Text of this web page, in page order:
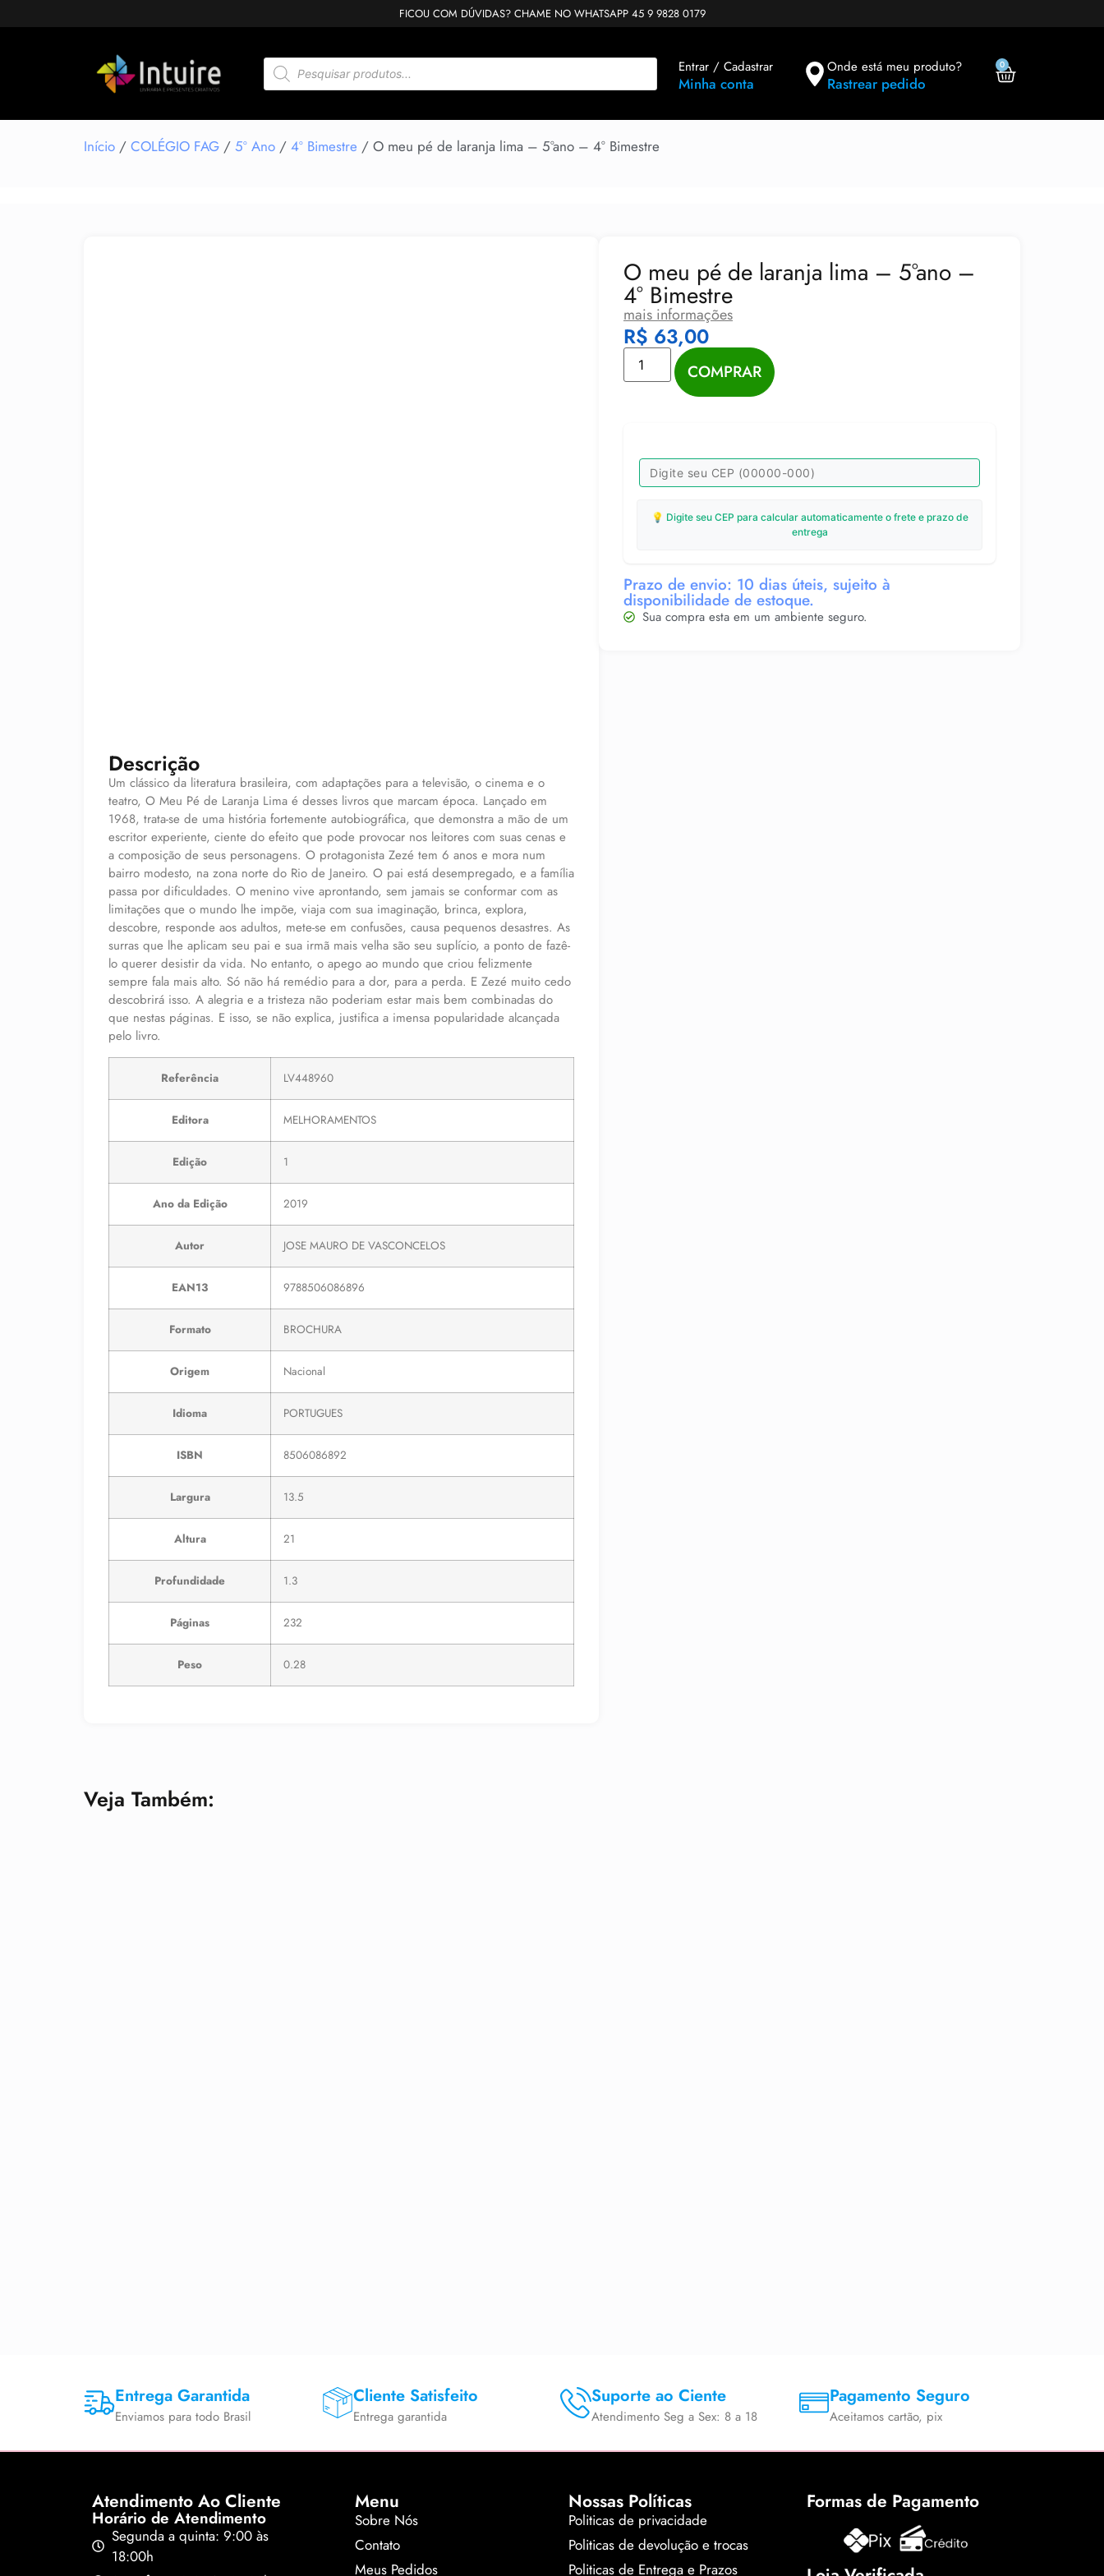
FICOU COM DÚVIDAS? CHAME NO WHATSAPP 45 9 9828 0179
Entrar / Cadastrar
Minha conta
Onde está meu produto?
Rastrear pedido
0
Início / COLÉGIO FAG / 5º Ano / 4º Bimestre / O meu pé de laranja lima – 5°ano – 4° Bimestre
Descrição
Um clássico da literatura brasileira, com adaptações para a televisão, o cinema e o
teatro, O Meu Pé de Laranja Lima é desses livros que marcam época. Lançado em
1968, trata-se de uma história fortemente autobiográfica, que demonstra a mão de um
escritor experiente, ciente do efeito que pode provocar nos leitores com suas cenas e
a composição de seus personagens. O protagonista Zezé tem 6 anos e mora num
bairro modesto, na zona norte do Rio de Janeiro. O pai está desempregado, e a família
passa por dificuldades. O menino vive aprontando, sem jamais se conformar com as
limitações que o mundo lhe impõe, viaja com sua imaginação, brinca, explora,
descobre, responde aos adultos, mete-se em confusões, causa pequenos desastres. As
surras que lhe aplicam seu pai e sua irmã mais velha são seu suplício, a ponto de fazê-
lo querer desistir da vida. No entanto, o apego ao mundo que criou felizmente
sempre fala mais alto. Só não há remédio para a dor, para a perda. E Zezé muito cedo
descobrirá isso. A alegria e a tristeza não poderiam estar mais bem combinadas do
que nestas páginas. E isso, se não explica, justifica a imensa popularidade alcançada
pelo livro.
Referência LV448960
Editora MELHORAMENTOS
Edição 1
Ano da Edição 2019
Autor JOSE MAURO DE VASCONCELOS
EAN13 9788506086896
Formato BROCHURA
Origem Nacional
Idioma PORTUGUES
ISBN 8506086892
Largura 13.5
Altura 21
Profundidade 1.3
Páginas 232
Peso 0.28
O meu pé de laranja lima – 5°ano –
4° Bimestre
mais informações
R$ 63,00
COMPRAR
💡 Digite seu CEP para calcular automaticamente o frete e prazo de
entrega
Prazo de envio: 10 dias úteis, sujeito à
disponibilidade de estoque.
Sua compra esta em um ambiente seguro.
Veja Também:
Entrega Garantida
Enviamos para todo Brasil
Cliente Satisfeito
Entrega garantida
Suporte ao Ciente
Atendimento Seg a Sex: 8 a 18
Pagamento Seguro
Aceitamos cartão, pix
Atendimento Ao Cliente
Horário de Atendimento
Segunda a quinta: 9:00 às
18:00h
Menu
Sobre Nós
Contato
Meus Pedidos
Nossas Políticas
Politicas de privacidade
Politicas de devolução e trocas
Politicas de Entrega e Prazos
Formas de Pagamento